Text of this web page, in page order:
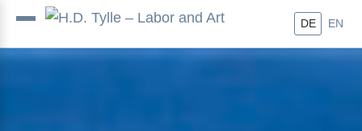
DE EN